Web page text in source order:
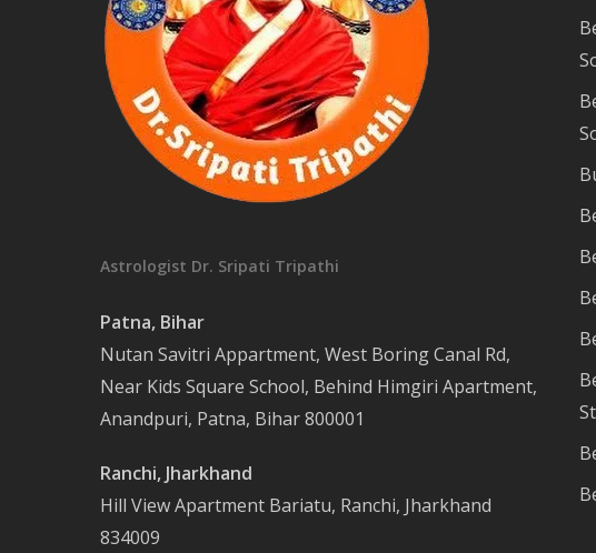
Astrologist Dr. Sripati Tripathi
Patna, Bihar
Nutan Savitri Appartment, West Boring Canal Rd,
Near Kids Square School, Behind Himgiri Apartment,
Anandpuri, Patna, Bihar 800001
Ranchi, Jharkhand
Hill View Apartment Bariatu, Ranchi, Jharkhand
834009